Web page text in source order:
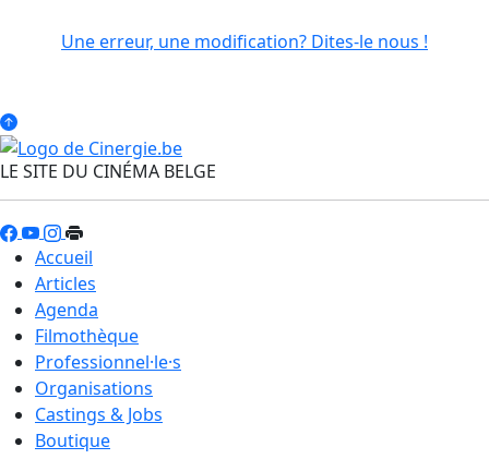
Une erreur, une modification? Dites-le nous !
LE SITE DU CINÉMA BELGE
Accueil
Articles
Agenda
Filmothèque
Professionnel·le·s
Organisations
Castings & Jobs
Boutique